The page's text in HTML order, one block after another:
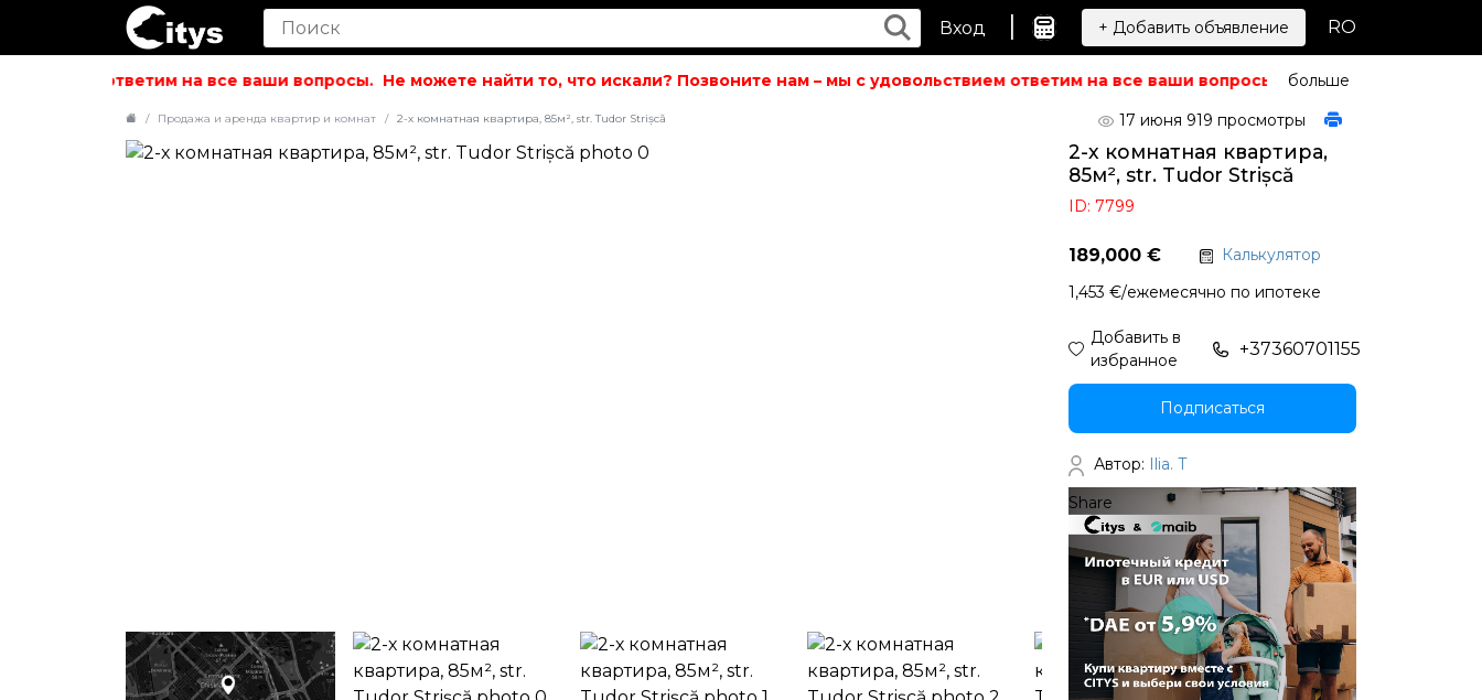
Вход | + Добавить объявление RO
ответим на все ваши вопросы. Не можете найти то, что искали? Позвоните нам – мы с удовольствием ответим на все ваши вопросы. Не можете найти то,
больше
Продажа и аренда квартир и комнат 2-х комнатная квартира, 85м², str. Tudor Strișcă 17 июня 919 просмотры
2-х комнатная квартира,
85м², str. Tudor Strișcă
ID: 7799
189,000 €
Калькулятор
1,453 €/ежемесячно по ипотеке
Добавить в
избранное
+37360701155
Подписаться
Автор: Ilia. T
Share